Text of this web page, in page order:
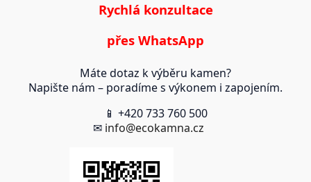
Rychlá konzultace
přes WhatsApp
Máte dotaz k výběru kamen?
Napište nám – poradíme s výkonem i zapojením.
📱 +420 733 760 500
✉ info@ecokamna.cz